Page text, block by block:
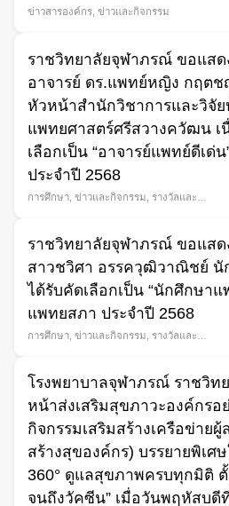
Search
ข่าวสารองค์กร ข่าวและกิจกรรม
ราชวิทยาลัยจุฬาภรณ์ ขอแส
อาจารย์ ดร.แพทย์หญิง กฤต
หัวหน้าสำนักวิชาการและวิจั
แพทยศาสตร์ศรีสวางควัฒน เ
เลือกเป็น “อาจารย์แพทย์ดีเด่
ประจำปี 2568
การศึกษา ข่าวและกิจกรรม
รางวัลและ
ราชวิทยาลัยจุฬาภรณ์ ขอแส
สาวชวิศา อรรควุฒิวาณิชย์
ได้รับคัดเลือกเป็น “นักศึกษาแ
แพทยสภา ประจำปี 2568
การศึกษา ข่าวและกิจกรรม
รางวัลและ
โรงพยาบาลจุฬาภรณ์ ราชวิท
หน้าส่งเสริมสุขภาวะองค์กรอ
กิจกรรมเสริมสร้างเครือข่าย
สร้างสุของค์กร) บรรยายพิเศ
360° ดูแลสุขภาพครบทุกมิติ
จนถึงวัคซีน” เมื่อวันพฤหัสบ